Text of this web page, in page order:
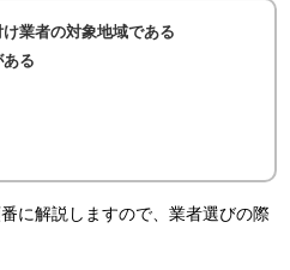
業者の対象地域である
る
に解説しますので、業者選びの際